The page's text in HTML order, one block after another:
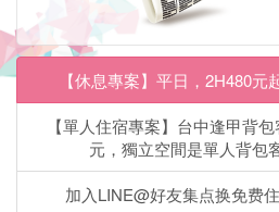
高
CP
值
精
【休息專案】平日，2H480元
【單人住宿專案】台中逢甲背
元，獨立空間是單人背包
加入LINE@好友集点换免费